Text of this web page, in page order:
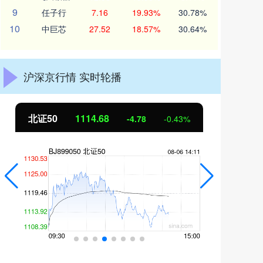
9 任子行 7.16 19.93% 30.78%
10 中巨芯 27.52 18.57% 30.64%
沪深京行情 实时轮播
北证50 1114.68 -4.78 -0.43%